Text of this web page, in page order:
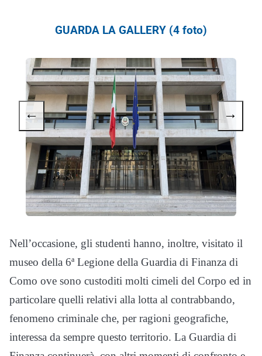
GUARDA LA GALLERY (4 foto)
← →
Nell’occasione, gli studenti hanno, inoltre, visitato il
museo della 6ª Legione della Guardia di Finanza di
Como ove sono custoditi molti cimeli del Corpo ed in
particolare quelli relativi alla lotta al contrabbando,
fenomeno criminale che, per ragioni geografiche,
interessa da sempre questo territorio. La Guardia di